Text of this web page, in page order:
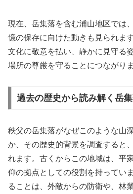
現在、岳集落を含む浦山地区では
憶の保存に向けた動きも見られま
文化に敬意を払い、静かに見守る
場所の尊厳を守ることにつながりま
過去の歴史から読み解く岳
秩父の岳集落がなぜこのような山
か、その歴史的背景を調査すると
れます。古くからこの地域は、平
仰の拠点としての役割を持ってい
ることは、外敵からの防衛や、林